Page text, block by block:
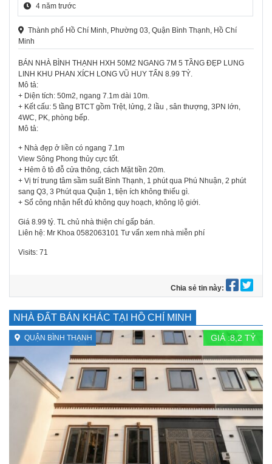
4 năm trước
Thành phố Hồ Chí Minh, Phường 03, Quận Bình Thạnh, Hồ Chí
Minh
BÁN NHÀ BÌNH THẠNH HXH 50M2 NGANG 7M 5 TẦNG ĐẸP LUNG
LINH KHU PHAN XÍCH LONG VŨ HUY TẤN 8.99 TỶ.
Mô tả:
+ Diện tích: 50m2, ngang 7.1m dài 10m.
+ Kết cấu: 5 tầng BTCT gồm Trệt, lửng, 2 lầu , sân thượng, 3PN lớn,
4WC, PK, phòng bếp.
Mô tả:
+ Nhà đẹp ở liền có ngang 7.1m
View Sông Phong thủy cực tốt.
+ Hẻm ô tô đỗ cửa thông, cách Mặt tiền 20m.
+ Vị trí trung tâm sầm suất Bình Thạnh, 1 phút qua Phú Nhuận, 2 phút
sang Q3, 3 Phút qua Quận 1, tiện ích không thiếu gì.
+ Sổ công nhận hết đủ không quy hoạch, không lộ giới.
Giá 8.99 tỷ. TL chủ nhà thiện chí gấp bán.
Liên hệ: Mr Khoa 0582063101 Tư vấn xem nhà miễn phí
Visits: 71
Chia sẻ tin này:
NHÀ ĐẤT BÁN KHÁC TẠI HỒ CHÍ MINH
QUẬN BÌNH THẠNH GIÁ :8,2 TỶ